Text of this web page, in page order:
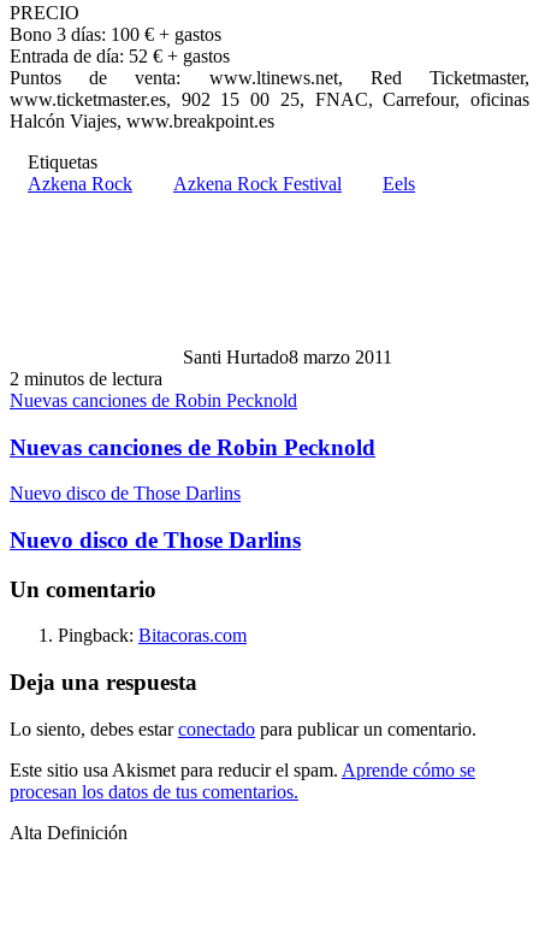
PRECIO
Bono 3 días: 100 € + gastos
Entrada de día: 52 € + gastos
Puntos de venta: www.ltinews.net, Red Ticketmaster,
www.ticketmaster.es, 902 15 00 25, FNAC, Carrefour, oficinas
Halcón Viajes, www.breakpoint.es
Etiquetas
Azkena Rock
Azkena Rock Festival Eels
Santi Hurtado8 marzo 2011
2 minutos de lectura
Nuevas canciones de Robin Pecknold
Nuevas canciones de Robin Pecknold
Nuevo disco de Those Darlins
Nuevo disco de Those Darlins
Un comentario
Pingback: Bitacoras.com
Deja una respuesta
Lo siento, debes estarconectado para publicar un comentario.
Este sitio usa Akismet para reducir el spam. Aprende cómo se
procesan los datos de tus comentarios.
Alta Definición